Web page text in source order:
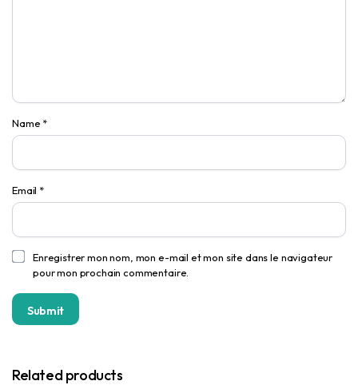
Name *
Email *
Enregistrer mon nom, mon e-mail et mon site dans le navigateur
pour mon prochain commentaire.
Related products